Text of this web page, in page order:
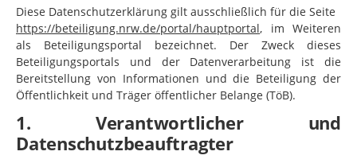
Diese Datenschutzerklärung gilt ausschließlich für die Seite
https://beteiligung.nrw.de/portal/hauptportal, im Weiteren
als Beteiligungsportal bezeichnet. Der Zweck dieses
Beteiligungsportals und der Datenverarbeitung ist die
Bereitstellung von Informationen und die Beteiligung der
Öffentlichkeit und Träger öffentlicher Belange (TöB).
1. Verantwortlicher und
Datenschutzbeauftragter